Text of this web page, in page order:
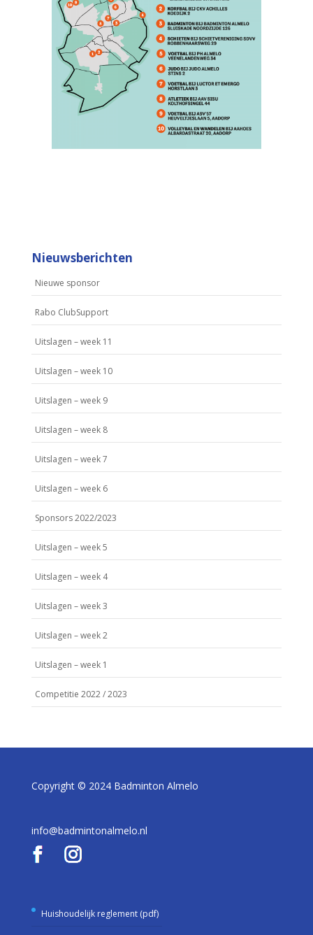
Nieuwsberichten
Nieuwe sponsor
Rabo ClubSupport
Uitslagen – week 11
Uitslagen – week 10
Uitslagen – week 9
Uitslagen – week 8
Uitslagen – week 7
Uitslagen – week 6
Sponsors 2022/2023
Uitslagen – week 5
Uitslagen – week 4
Uitslagen – week 3
Uitslagen – week 2
Uitslagen – week 1
Competitie 2022 / 2023
Copyright © 2024 Badminton Almelo
info@badmintonalmelo.nl
Huishoudelijk reglement (pdf)